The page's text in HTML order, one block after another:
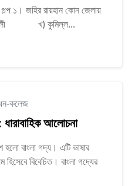
১। জহির রায়হান কোন জেলায়
খ) কুমিল্ল...
কলেজ
আলোচনা
হলো বাংলা গদ্য। এটি ভাষার
বিবেচিত। বাংলা গদ্যের